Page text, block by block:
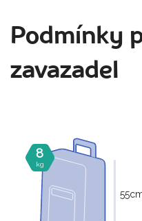
Podmínky
zavazadel
8
kg
55